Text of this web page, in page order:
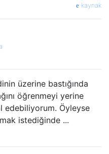
kaynak
üzerine bastığında
öğrenmeyi yerine
edebiliyorum. Öyleyse
istediğinde ...